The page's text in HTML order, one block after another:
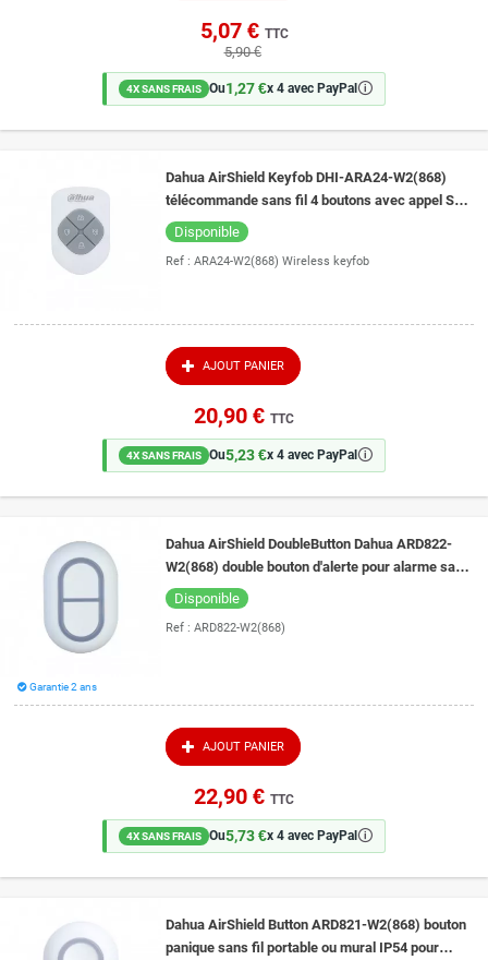
5,07 € TTC
5,90 €
4X SANS FRAIS Ou1,27 €x 4 avec PayPal🛈
Dahua AirShield Keyfob DHI-ARA24-W2(868)
télécommande sans fil 4 boutons avec appel SOS
pour alarme Dahua AirShield
Disponible
Ref : ARA24-W2(868) Wireless keyfob
AJOUT PANIER
20,90 € TTC
4X SANS FRAIS Ou5,23 €x 4 avec PayPal🛈
Dahua AirShield DoubleButton Dahua ARD822-
W2(868) double bouton d'alerte pour alarme sans
fil Dahua
Disponible
Ref : ARD822-W2(868)
Garantie 2 ans
AJOUT PANIER
22,90 € TTC
4X SANS FRAIS Ou5,73 €x 4 avec PayPal🛈
Dahua AirShield Button ARD821-W2(868) bouton
panique sans fil portable ou mural IP54 pour